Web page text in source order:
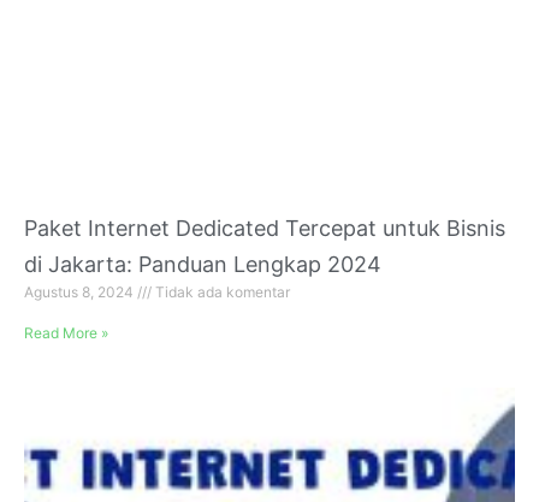
Paket Internet Dedicated Tercepat untuk Bisnis
di Jakarta: Panduan Lengkap 2024
Agustus 8, 2024 Tidak ada komentar
Read More »